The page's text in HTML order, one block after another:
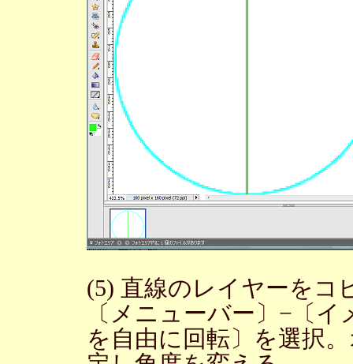
(5) 直線のレイヤーをコ
〔メニューバー〕−〔
を自由に回転〕を選択